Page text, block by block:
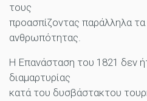
τους
προασπίζοντας παράλληλα τα
ανθρωπότητας.
Η Επανάσταση του 1821 δεν
διαμαρτυρίας
κατά του δυσβάστακτου